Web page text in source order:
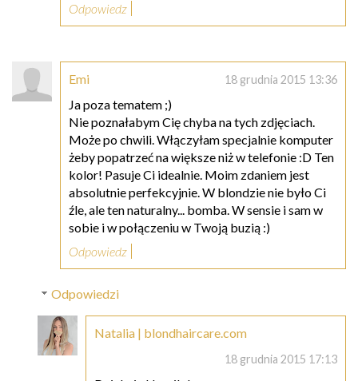
Odpowiedz
Emi 18 grudnia 2015 13:36
Ja poza tematem ;)
Nie poznałabym Cię chyba na tych zdjęciach.
Może po chwili. Włączyłam specjalnie komputer
żeby popatrzeć na większe niż w telefonie :D Ten
kolor! Pasuje Ci idealnie. Moim zdaniem jest
absolutnie perfekcyjnie. W blondzie nie było Ci
źle, ale ten naturalny... bomba. W sensie i sam w
sobie i w połączeniu w Twoją buzią :)
Odpowiedz
Odpowiedzi
Natalia | blondhaircare.com
18 grudnia 2015 17:13